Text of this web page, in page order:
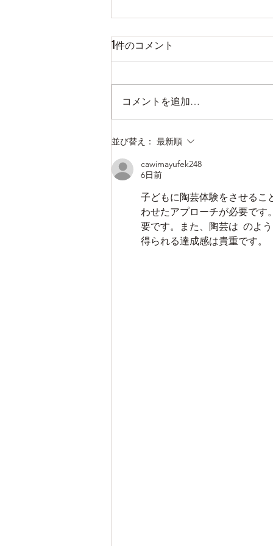
Campfire Kettle に関しまして
1件のコメント
コメントを追加…
並び替え： 最新順
cawimayufek248
6日前
子どもに陶芸体験をさせるこ
わせたアプローチが必要です
要です。また、陶芸は  のよ
得られる達成感は貴重です。